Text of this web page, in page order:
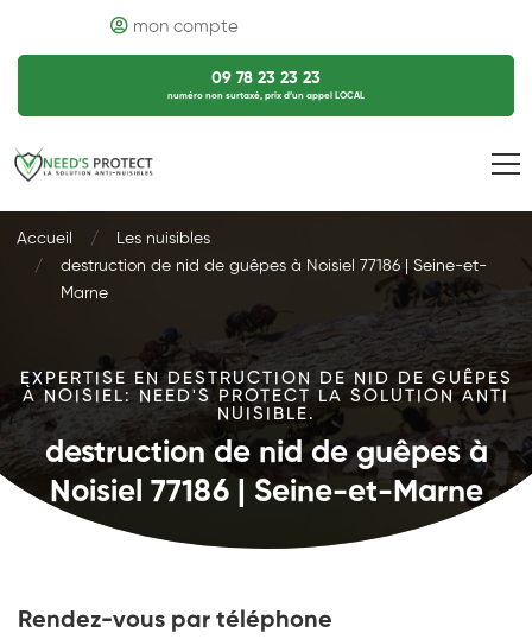
mon compte
09 78 23 23 23
numéro non surtaxé, prix d’un appel LOCAL
Accueil
Les nuisibles
destruction de nid de guêpes à Noisiel 77186 | Seine-et-
Marne
EXPERTISE EN DESTRUCTION DE NID DE GUÊPES
À NOISIEL: NEED'S PROTECT LA SOLUTION ANTI
NUISIBLE.
destruction de nid de guêpes à
Noisiel 77186 | Seine-et-Marne
Rendez-vous par téléphone